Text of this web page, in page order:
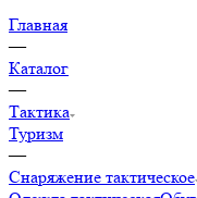
Главная
—
Каталог
—
Тактика
Туризм
—
Снаряжение тактическое